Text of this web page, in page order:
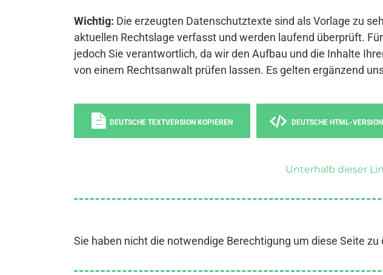
Wichtig: Die erzeugten Datenschutztexte sind als Vorlage zu
aktuellen Rechtslage verfasst und werden laufend überprüft.
jedoch Sie verantwortlich, da wir den Aufbau und die Inhalte
von einem Rechtsanwalt prüfen lassen. Es gelten ergänzend
DEUTSCHE TEXTVERSION KOPIEREN DEUTSCHE HTML-
Unterhalb dieser
Sie haben nicht die notwendige Berechtigung um diese Seite zu